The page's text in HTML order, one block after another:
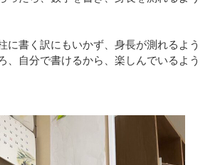
に書く訳にもいかず、身長が測れるよう
、自分で書けるから、楽しんでいるよう